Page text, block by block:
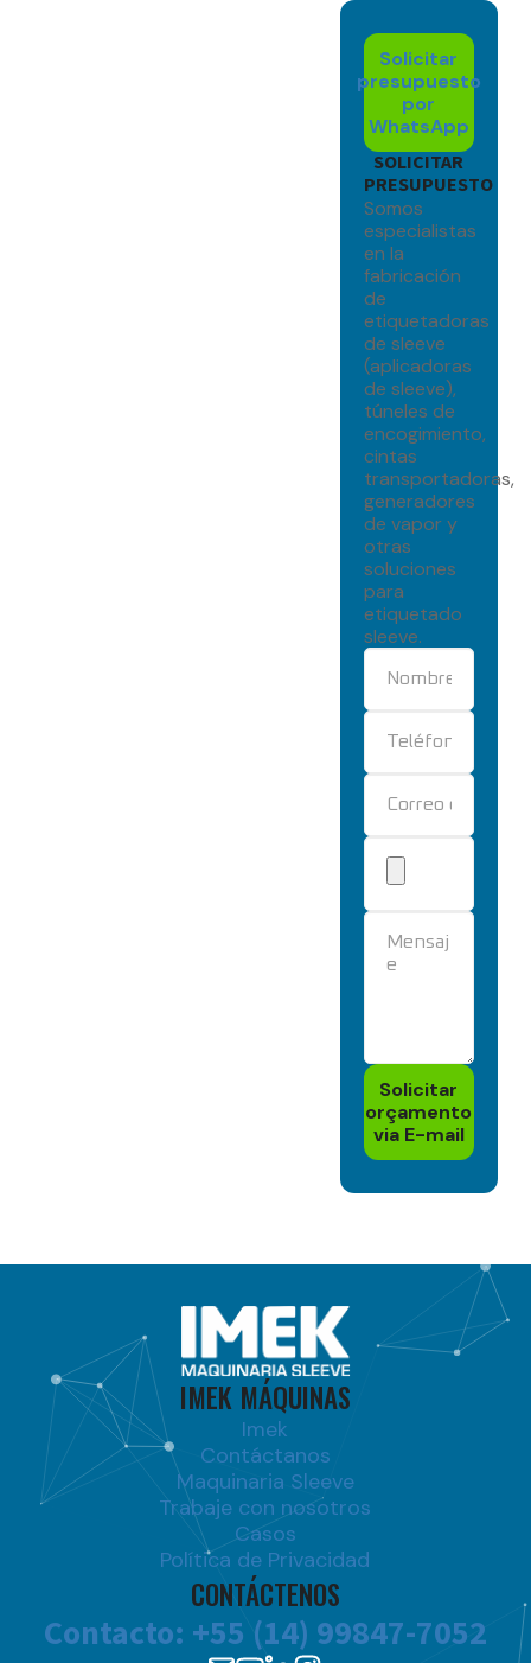
Solicitar
presupuesto
por
WhatsApp
SOLICITAR
PRESUPUESTO
Somos
especialistas
en la
fabricación
de
etiquetadoras
de sleeve
(aplicadoras
de sleeve),
túneles de
encogimiento,
cintas
transportadoras,
generadores
de vapor y
otras
soluciones
para
etiquetado
sleeve.
Solicitar
orçamento
via E-mail
IMEK MÁQUINAS
Imek
Contáctanos
Maquinaria Sleeve
Trabaje con nosotros
Casos
Política de Privacidad
CONTÁCTENOS
Contacto: +55 (14) 99847-7052